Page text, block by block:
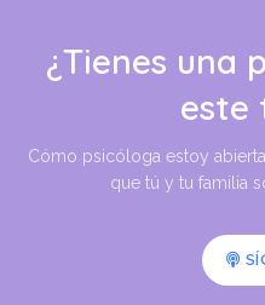
¿Tienes una
este
Cómo psicóloga estoy
que tú y tu familia